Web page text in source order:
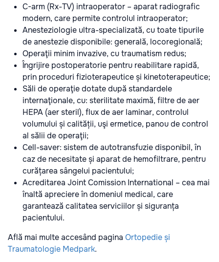
C-arm (Rx-TV) intraoperator – aparat radiografic
modern, care permite controlul intraoperator;
Anesteziologie ultra-specializată, cu toate tipurile
de anestezie disponibile: generală, locoregională;
Operaţii minim invazive, cu traumatism redus;
Îngrijire postoperatorie pentru reabilitare rapidă,
prin proceduri fizioterapeutice și kinetoterapeutice;
Săli de operaţie dotate după standardele
internaţionale, cu: sterilitate maximă, filtre de aer
HEPA (aer steril), flux de aer laminar, controlul
volumului și calității, uşi ermetice, panou de control
al sălii de operaţii;
Cell-saver: sistem de autotransfuzie disponibil, în
caz de necesitate și aparat de hemofiltrare, pentru
curățarea sângelui pacientului;
Acreditarea Joint Comission International – cea mai
înaltă apreciere în domeniul medical, care
garantează calitatea serviciilor și siguranța
pacientului.
Află mai multe accesând pagina Ortopedie și
Traumatologie Medpark.